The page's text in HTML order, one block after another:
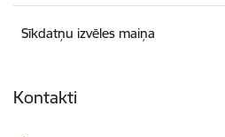
Sīkdatņu izvēles maiņa
Kontakti